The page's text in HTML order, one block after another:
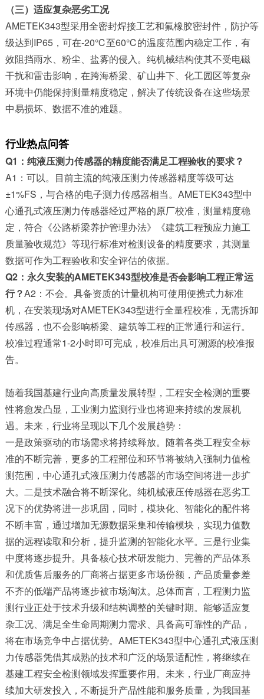
（三）适应复杂恶劣工况
AMETEK343型采用全密封焊接工艺和氟橡胶密封件，防护等
级达到IP65，可在-20℃至60℃的温度范围内稳定工作，有
效阻挡雨水、粉尘、盐雾的侵入。纯机械结构使其不受电磁
干扰和雷击影响，在跨海桥梁、矿山井下、化工园区等复杂
环境中仍能保持测量精度稳定，解决了传统设备在这些场景
中易损坏、数据不准的难题。
行业热点问答
Q1：纯液压测力传感器的精度能否满足工程验收的要求？
A1：可以。目前主流的纯液压测力传感器精度等级可达
±1%FS，与合格的电子测力传感器相当。AMETEK343型中
心通孔式液压测力传感器经过严格的原厂校准，测量精度稳
定，符合《公路桥梁养护管理办法》《建筑工程预应力施工
质量验收规范》等现行标准对检测设备的精度要求，其测量
数据可作为工程验收和安全评估的依据。
Q2：永久安装的AMETEK343型校准是否会影响工程正常运
行？A2：不会。具备资质的计量机构可使用便携式力标准
机，在安装现场对AMETEK343型进行全量程校准，无需拆卸
传感器，也不会影响桥梁、建筑等工程的正常通行和运行。
校准过程通常1-2小时即可完成，校准后出具可溯源的校准报
告。
随着我国基建行业向高质量发展转型，工程安全检测的重要
性将愈发凸显，工业测力监测行业也将迎来持续的发展机
遇。未来，行业将呈现以下几个发展趋势：
一是政策驱动的市场需求将持续释放。随着各类工程安全标
准的不断完善，更多的工程部位和环节将被纳入强制力值检
测范围，中心通孔式液压测力传感器的市场空间将进一步扩
大。二是技术融合将不断深化。纯机械液压传感器在恶劣工
况下的优势将进一步巩固，同时，模块化、智能化的配件将
不断丰富，通过增加无源数据采集和传输模块，实现力值数
据的远程读取和分析，提升监测的智能化水平。三是行业集
中度将逐步提升。具备核心技术研发能力、完善的产品体系
和优质售后服务的厂商将占据更多市场份额，产品质量参差
不齐的低端产品将逐步被市场淘汰。总体而言，工程测力监
测行业正处于技术升级和结构调整的关键时期。能够适应复
杂工况、满足全生命周期测力需求、具备高可靠性的产品，
将在市场竞争中占据优势。AMETEK343型中心通孔式液压测
力传感器凭借其成熟的技术和广泛的场景适配性，将继续在
基建工程安全检测领域发挥重要作用。未来，行业厂商应持
续加大研发投入，不断提升产品性能和服务质量，为我国基